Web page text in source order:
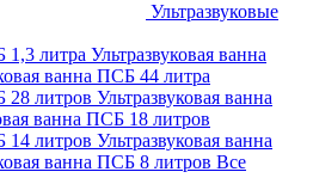
Ультразвуковые
1,3 литра Ультразвуковая ванна
ванна ПСБ 44 литра
28 литров Ультразвуковая ванна
ванна ПСБ 18 литров
14 литров Ультразвуковая ванна
ванна ПСБ 8 литров Все